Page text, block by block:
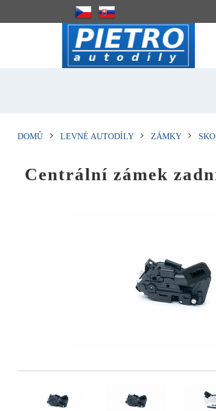
DOMŮ LEVNÉ AUTODÍLY ZÁMKY
Centrální zámek